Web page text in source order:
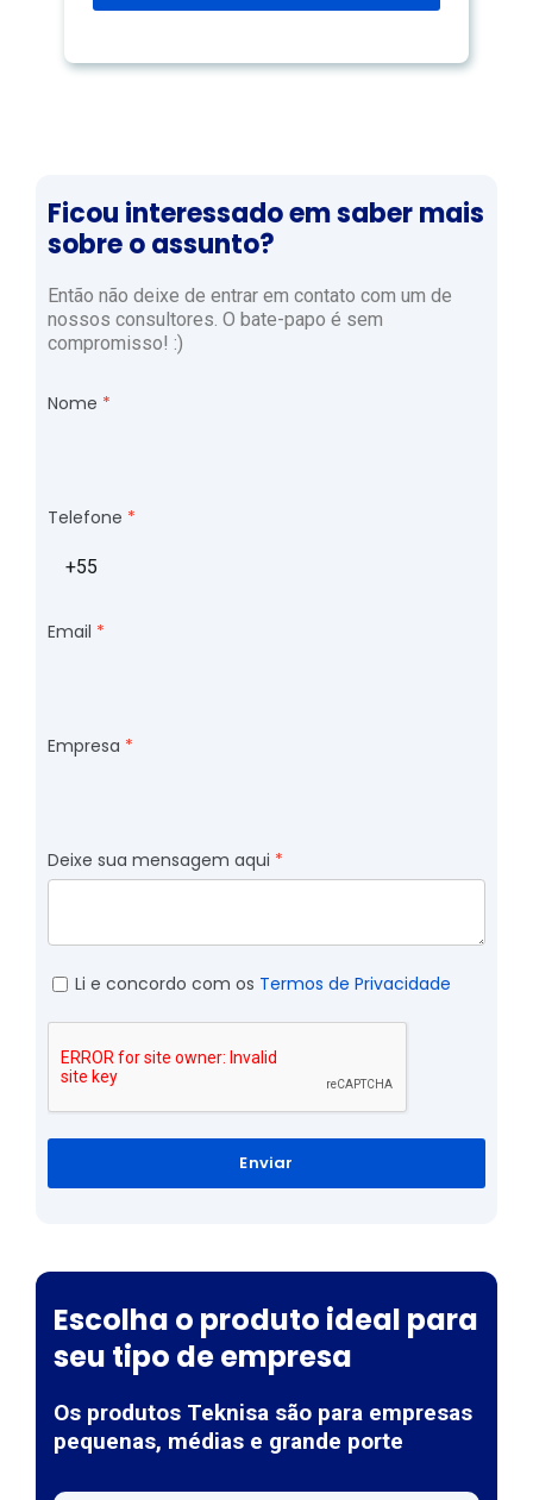
Ficou interessado em saber mais
sobre o assunto?
Então não deixe de entrar em contato com um de
nossos consultores. O bate-papo é sem
compromisso! :)
Nome
Telefone
Email
Empresa
Deixe sua mensagem aqui
Li e concordo com os Termos de Privacidade
Enviar
Escolha o produto ideal para
seu tipo de empresa
Os produtos Teknisa são para empresas
pequenas, médias e grande porte